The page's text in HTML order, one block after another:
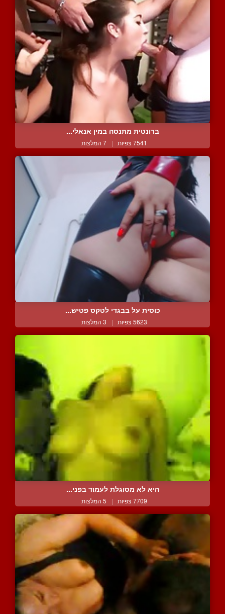
ברונטית מתנסה במין אנאלי...
7541 צפיות | 7 המלצות
כוסית על בבגדי לטקס פטיש...
5623 צפיות | 3 המלצות
היא לא מסוגלת לעמוד בפני...
7709 צפיות | 5 המלצות